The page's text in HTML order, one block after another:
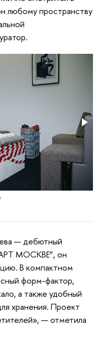
любому пространству
— дебютный
МОСКВЕ”, он
В компактном
форм-фактор,
а также удобный
хранения. Проект
— отметила